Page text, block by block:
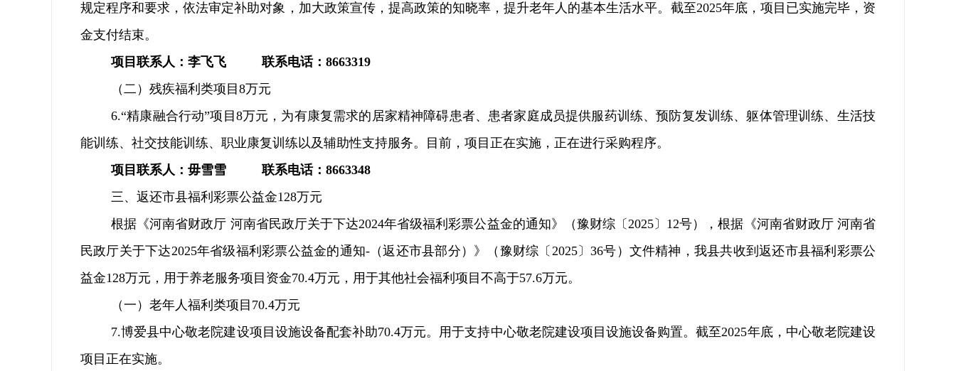
规定程序和要求，依法审定补助对象，加大政策宣传，提高政策的知晓率，提升老年人的基本生活水平。截至2025年底，项目已实施完毕，资
金支付结束。
项目联系人：李飞飞
联系电话： 8663319
（二） 残疾福利类项目 8万元
6.“精康融合行动”项目 8万元，为有康复需求的居家精神障碍患者、患者家庭成员提供服药训练、预防复发训练、躯体管理训练、生活技
能训练、社交技能训练、职业康复训练以及辅助性支持服务。目前，项目正在实施，正在进行采购程序。
项目联系人：毋雪雪
联系电话： 8663348
三、 返还市县福利彩票公益金128万元
根据《河南省财政厅 河南省民政厅关于下达2024年省级福利彩票公益金的通知》（豫财综〔2025 〕 12号），根据《河南省财政厅 河南省
民政厅关于下达2025年省级福利彩票公益金的通知- （返还市县部分）》（豫财综〔 2025〕36号 ） 文件精神，我县共收到返还市县福利彩票公
益金128万元，用于养老服务项目资金70.4万元，用于其他社会福利项目不高于57.6万元。
（一）老年人福利类项目 70.4万元
7.博爱县中心敬老院建设项目设施设备配套补助70.4万元。用于支持中心敬老院建设项目设施设备购置。截至2025年底，中心敬老院建设
项目正在实施。